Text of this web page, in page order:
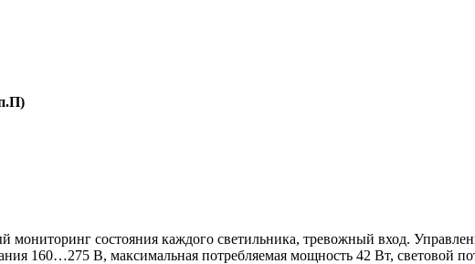
мониторинг состояния каждого светильника, тревожный вход.
160…275 В, максимальная потребляемая мощность 42 Вт, световой